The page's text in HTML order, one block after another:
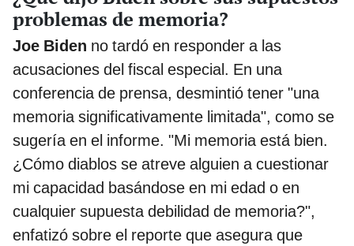
problemas de memoria?
Joe Biden no tardó en responder a las
acusaciones del fiscal especial. En una
conferencia de prensa, desmintió tener "una
memoria significativamente limitada", como se
sugería en el informe. "Mi memoria está bien.
¿Cómo diablos se atreve alguien a cuestionar
mi capacidad basándose en mi edad o en
cualquier supuesta debilidad de memoria?",
enfatizó sobre el reporte que asegura que